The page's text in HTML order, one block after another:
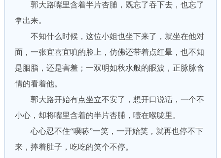
郭大路嘴里含着半片杏脯，既忘了吞下去，也忘了
拿出来。
不知什么时候，这位小姐也坐下来了，就坐在他对
面，一张宜喜宜嗔的脸上，仿佛还带着点红晕，也不知
是胭脂，还是害羞；一双明如秋水般的眼波，正脉脉含
情的看着他。
郭大路开始有点坐立不安了，想开口说话，一个不
小心，却将嘴里含着的半片杏脯，噎在喉咙里。
心心忍不住“噗哧”一笑，一开始笑，就再也停不下
来，捧着肚子，吃吃的笑个不停。